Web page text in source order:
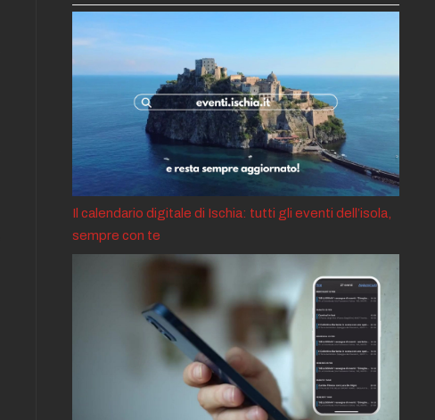
Il calendario digitale di Ischia: tutti gli eventi dell’isola,
sempre con te